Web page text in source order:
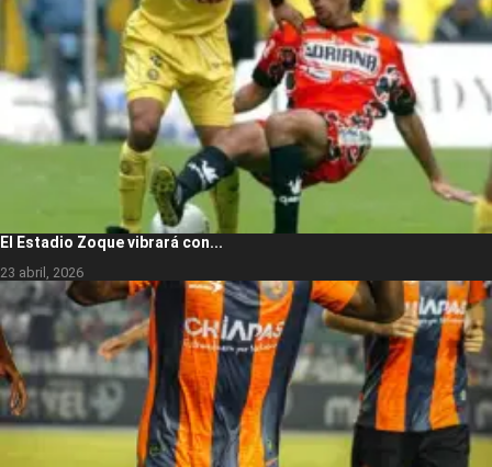
El Estadio Zoque vibrará con...
23 abril, 2026